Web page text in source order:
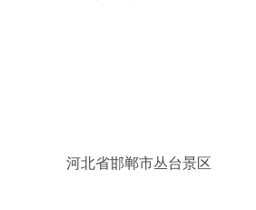
河北省邯郸市丛台景区